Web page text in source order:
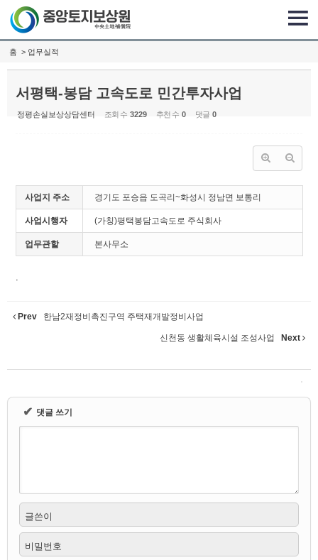
홈 > 업무실적
서평택-봉담 고속도로 민간투자사업
정평손실보상상담센터 조회 수 3229 추천 수 0 댓글 0
사업지 주소 경기도 포승읍 도곡리~화성시 정남면 보통리
사업시행자 (가칭)평택봉담고속도로 주식회사
업무관할 본사무소
.
Prev 한남2재정비촉진구역 주택재개발정비사업
신천동 생활체육시설 조성사업 Next
✔ 댓글 쓰기
글쓴이
비밀번호